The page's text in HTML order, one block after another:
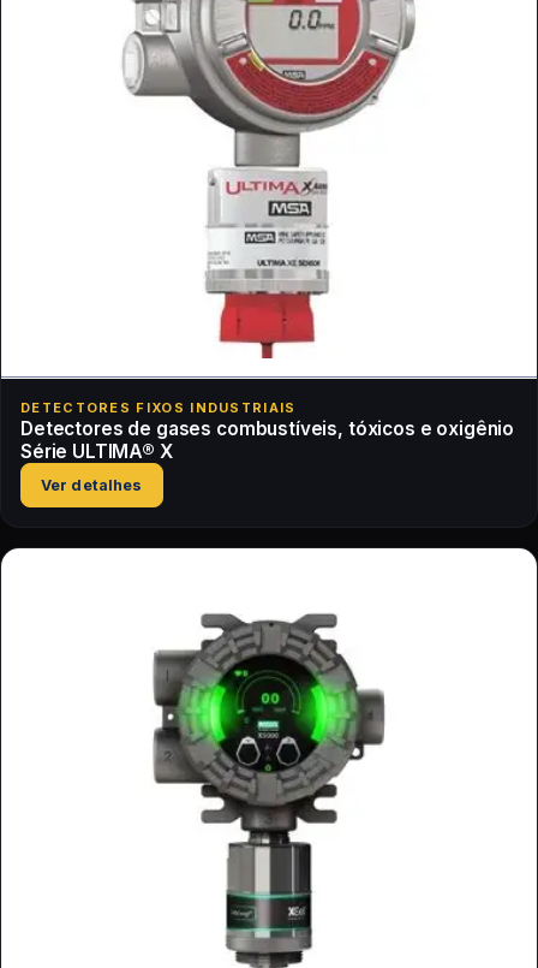
DETECTORES FIXOS INDUSTRIAIS
Detectores de gases combustíveis, tóxicos e oxigênio
Série ULTIMA® X
Ver detalhes